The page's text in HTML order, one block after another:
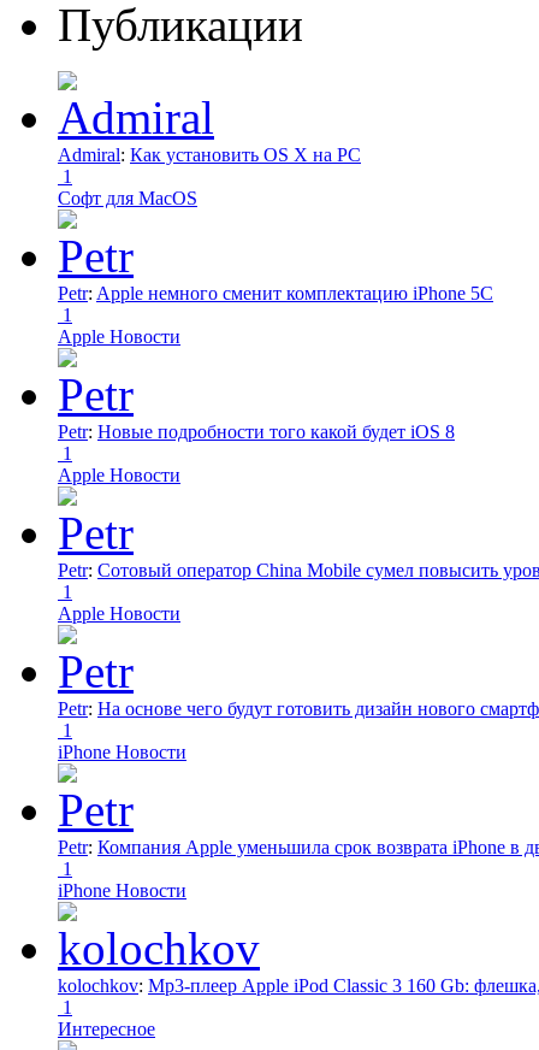
Публикации
Admiral: Как установить OS X на PC
1
Софт для MacOS
Petr: Apple немного сменит комплектацию iPhone 5C
1
Apple Новости
Petr: Новые подробности того какой будет iOS 8
1
Apple Новости
Petr: Сотовый оператор China Mobile сумел повысить
1
Apple Новости
Petr: На основе чего будут готовить дизайн нового
1
iPhone Новости
Petr: Компания Apple уменьшила срок возврата iPhone в
1
iPhone Новости
kolochkov: Mp3-плеер Apple iPod Classic 3 160 Gb:
1
Интересное